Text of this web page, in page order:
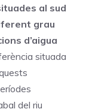
al sud
grau
d’aigua
situada
del riu